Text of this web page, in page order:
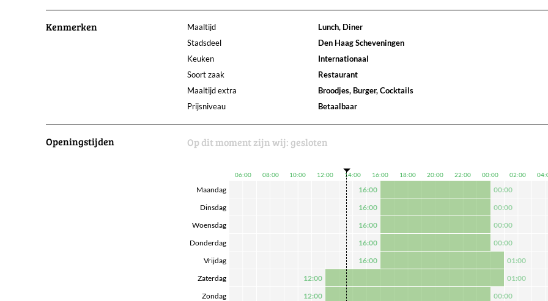
Kenmerken Maaltijd
Lunch, Diner
Stadsdeel
Den Haag Scheveningen
Keuken
Internationaal
Soort zaak
Restaurant
Maaltijd extra
Broodjes, Burger, Cocktails
Prijsniveau
Betaalbaar
Openingstijden Op dit moment zijn wij: gesloten
06:00 08:00 10:00 12:00 14:00 16:00 18:00 20:00 22:00 00:00 02:00
Maandag 16:00
00:00
Dinsdag
16:00
00:00
Woensdag
16:00
00:00
Donderdag
16:00
00:00
Vrijdag
16:00
01:00
Zaterdag
12:00
01:00
Zondag
12:00 00:00